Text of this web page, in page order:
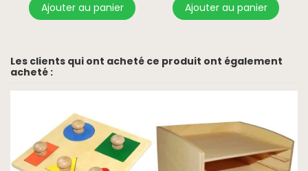
Ajouter au panier Ajouter au panier
Les clients qui ont acheté ce produit ont également
acheté :